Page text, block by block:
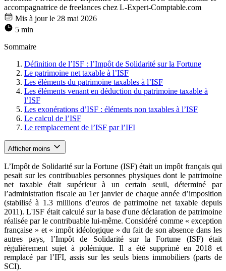
accompagnatrice de freelances chez L-Expert-Comptable.com
Mis à jour le 28 mai 2026
5 min
Sommaire
Définition de l’ISF : l’Impôt de Solidarité sur la Fortune
Le patrimoine net taxable à l’ISF
Les éléments du patrimoine taxables à l’ISF
Les éléments venant en déduction du patrimoine taxable à
l’ISF
Les exonérations d’ISF : éléments non taxables à l’ISF
Le calcul de l’ISF
Le remplacement de l’ISF par l’IFI
Afficher moins
L’Impôt de Solidarité sur la Fortune (ISF) était un impôt français qui
pesait sur les contribuables personnes physiques dont le patrimoine
net taxable était supérieur à un certain seuil, déterminé par
l’administration fiscale au 1er janvier de chaque année d’imposition
(stabilisé à 1.3 millions d’euros de patrimoine net taxable depuis
2011). L'ISF était calculé sur la base d'une déclaration de patrimoine
réalisée par le contribuable lui-même. Considéré comme « exception
française » et « impôt idéologique » du fait de son absence dans les
autres pays, l’Impôt de Solidarité sur la Fortune (ISF) était
régulièrement sujet à polémique. Il a été supprimé en 2018 et
remplacé par l’IFI, assis sur les seuls biens immobiliers (parts de
SCI).